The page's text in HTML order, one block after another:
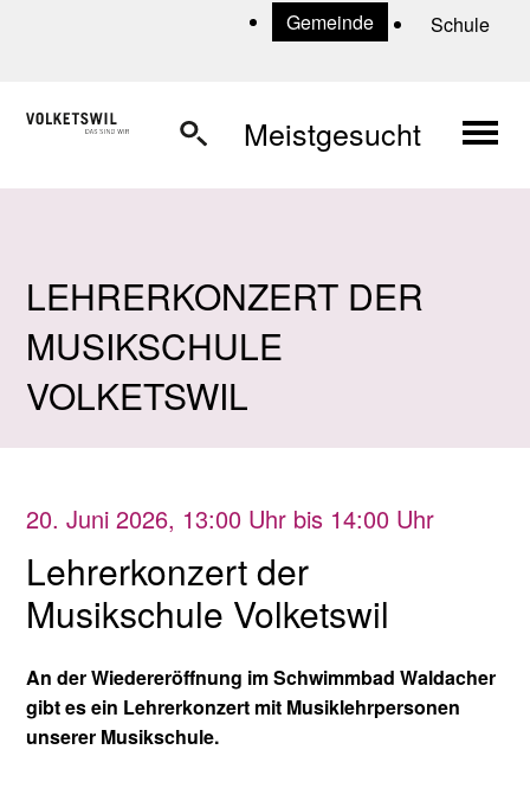
Navigieren in Volketswil
Schnellnavigation Gemeinde Schule
Meistgesucht
LEHRERKONZERT DER
MUSIKSCHULE
VOLKETSWIL
Lehrerkonzert der
Musikschule Volketswil
20. Juni 2026, 13:00 Uhr bis 14:00 Uhr
An der Wiedereröffnung im Schwimmbad Waldacher
gibt es ein Lehrerkonzert mit Musiklehrpersonen
unserer Musikschule.